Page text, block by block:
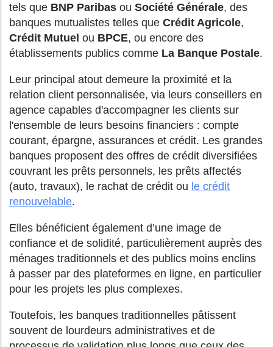
tels que BNP Paribas ou Société Générale, des
banques mutualistes telles que Crédit Agricole,
Crédit Mutuel ou BPCE, ou encore des
établissements publics comme La Banque Postale.
Leur principal atout demeure la proximité et la
relation client personnalisée, via leurs conseillers en
agence capables d'accompagner les clients sur
l'ensemble de leurs besoins financiers : compte
courant, épargne, assurances et crédit. Les grandes
banques proposent des offres de crédit diversifiées
couvrant les prêts personnels, les prêts affectés
(auto, travaux), le rachat de crédit ou le crédit
renouvelable.
Elles bénéficient également d’une image de
confiance et de solidité, particulièrement auprès des
ménages traditionnels et des publics moins enclins
à passer par des plateformes en ligne, en particulier
pour les projets les plus complexes.
Toutefois, les banques traditionnelles pâtissent
souvent de lourdeurs administratives et de